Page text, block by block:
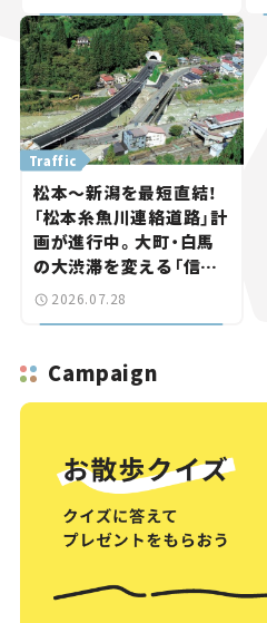
計画】
Traffic
松本～新潟を最短直結！
「松本糸魚川連絡道路」計
画が進行中。大町・白馬
の大渋滞を変える「信号
ゼロ」バイパスも事業化
2026.07.28
Campaign